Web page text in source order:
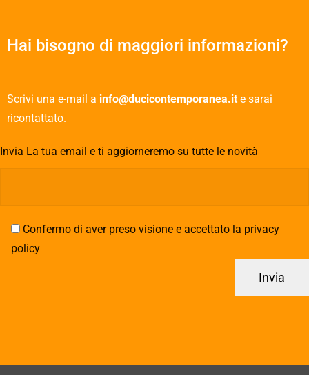
Hai bisogno di maggiori informazioni?
Scrivi una e-mail a info@ducicontemporanea.it e sarai
ricontattato.
Invia La tua email e ti aggiorneremo su tutte le novità
Confermo di aver preso visione e accettato la privacy
policy